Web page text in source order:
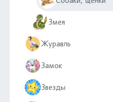
Змея
Журавль
Замок
Звезды